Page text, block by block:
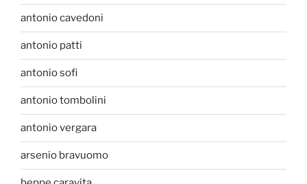
antonio cavedoni
antonio patti
antonio sofi
antonio tombolini
antonio vergara
arsenio bravuomo